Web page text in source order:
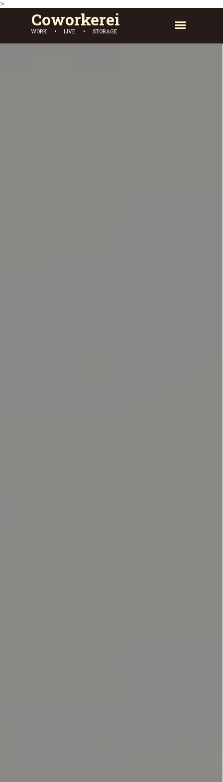
>
Coworkerei
WORK • LIVE • STORAGE